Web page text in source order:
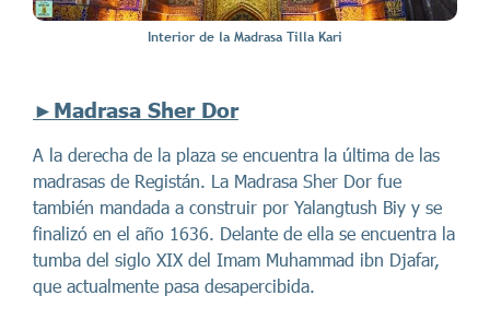
Interior de la Madrasa Tilla Kari
►Madrasa Sher Dor
A la derecha de la plaza se encuentra la última de las
madrasas de Registán. La Madrasa Sher Dor fue
también mandada a construir por Yalangtush Biy y se
finalizó en el año 1636. Delante de ella se encuentra la
tumba del siglo XIX del Imam Muhammad ibn Djafar,
que actualmente pasa desapercibida.